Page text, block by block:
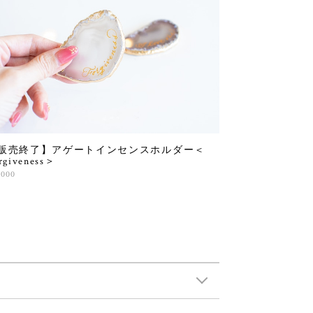
売終了】アゲートインセンスホルダー＜
＞